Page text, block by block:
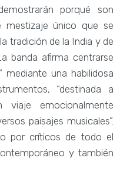
porqué son
mestizaje único que se
tradición de la India y de
banda afirma centrarse
mediante una habilidosa
“destinada a
emocionalmente
paisajes musicales”.
por críticos de todo el
y también